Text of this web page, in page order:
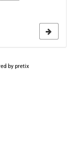
by pretix